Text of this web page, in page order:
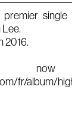
single
2016.
fr/album/